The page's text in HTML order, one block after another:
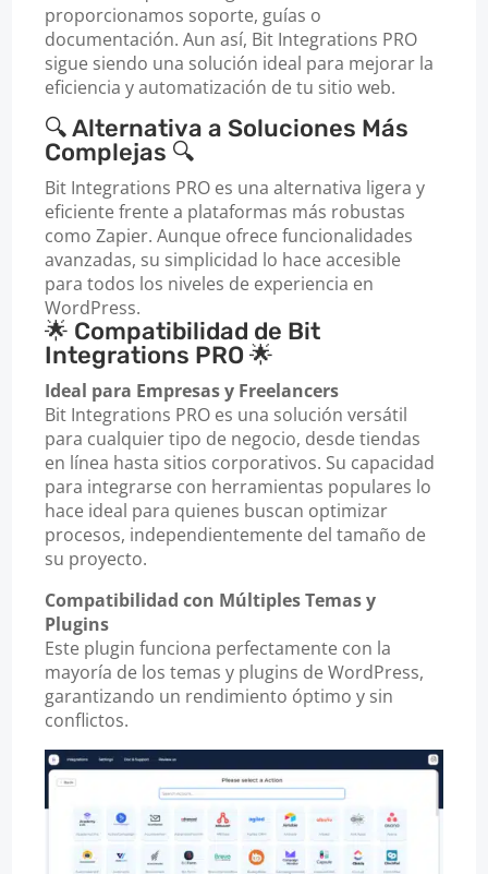
proporcionamos soporte, guías o
documentación. Aun así, Bit Integrations PRO
sigue siendo una solución ideal para mejorar la
eficiencia y automatización de tu sitio web.
🔍 Alternativa a Soluciones Más
Complejas 🔍
Bit Integrations PRO es una alternativa ligera y
eficiente frente a plataformas más robustas
como Zapier. Aunque ofrece funcionalidades
avanzadas, su simplicidad lo hace accesible
para todos los niveles de experiencia en
WordPress.
🌟 Compatibilidad de Bit
Integrations PRO 🌟
Ideal para Empresas y Freelancers
Bit Integrations PRO es una solución versátil
para cualquier tipo de negocio, desde tiendas
en línea hasta sitios corporativos. Su capacidad
para integrarse con herramientas populares lo
hace ideal para quienes buscan optimizar
procesos, independientemente del tamaño de
su proyecto.
Compatibilidad con Múltiples Temas y
Plugins
Este plugin funciona perfectamente con la
mayoría de los temas y plugins de WordPress,
garantizando un rendimiento óptimo y sin
conflictos.